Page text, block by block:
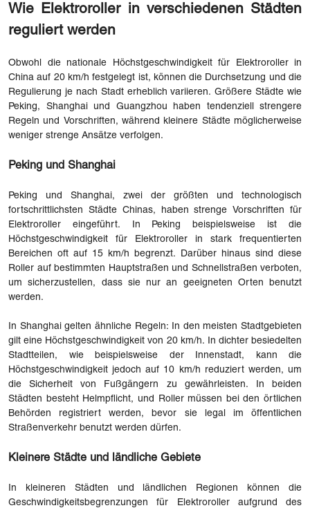
Wie Elektroroller in verschiedenen Städten
reguliert werden
Obwohl die nationale Höchstgeschwindigkeit für Elektroroller in
China auf 20 km/h festgelegt ist, können die Durchsetzung und die
Regulierung je nach Stadt erheblich variieren. Größere Städte wie
Peking, Shanghai und Guangzhou haben tendenziell strengere
Regeln und Vorschriften, während kleinere Städte möglicherweise
weniger strenge Ansätze verfolgen.
Peking und Shanghai
Peking und Shanghai, zwei der größten und technologisch
fortschrittlichsten Städte Chinas, haben strenge Vorschriften für
Elektroroller eingeführt. In Peking beispielsweise ist die
Höchstgeschwindigkeit für Elektroroller in stark frequentierten
Bereichen oft auf 15 km/h begrenzt. Darüber hinaus sind diese
Roller auf bestimmten Hauptstraßen und Schnellstraßen verboten,
um sicherzustellen, dass sie nur an geeigneten Orten benutzt
werden.
In Shanghai gelten ähnliche Regeln: In den meisten Stadtgebieten
gilt eine Höchstgeschwindigkeit von 20 km/h. In dichter besiedelten
Stadtteilen, wie beispielsweise der Innenstadt, kann die
Höchstgeschwindigkeit jedoch auf 10 km/h reduziert werden, um
die Sicherheit von Fußgängern zu gewährleisten. In beiden
Städten besteht Helmpflicht, und Roller müssen bei den örtlichen
Behörden registriert werden, bevor sie legal im öffentlichen
Straßenverkehr benutzt werden dürfen.
Kleinere Städte und ländliche Gebiete
In kleineren Städten und ländlichen Regionen können die
Geschwindigkeitsbegrenzungen für Elektroroller aufgrund des